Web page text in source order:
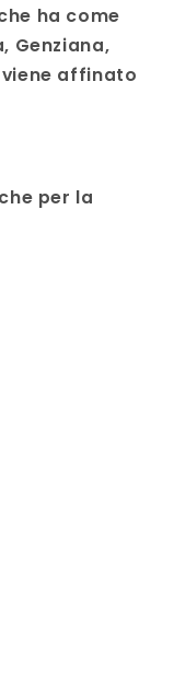
ha come
Genziana,
viene affinato
per la